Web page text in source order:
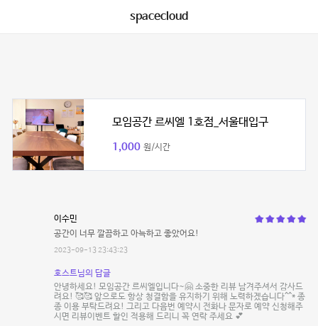
spacecloud
모임공간 르씨엘 1호점_서울대입구
1,000 원/시간
이수민
공간이 너무 깔끔하고 아늑하고 좋았어요!
2023-09-13 23:43:23
호스트님의 답글
안녕하세요! 모임공간 르씨엘입니다~🤗 소중한 리뷰 남겨주셔서 감사드
려요! 🥰🥰 앞으로도 항상 청결함을 유지하기 위해 노력하겠습니다^^* 종
종 이용 부탁드려요! 그리고 다음번 예약시 전화나 문자로 예약 신청해주
시면 리뷰이벤트 할인 적용해 드리니 꼭 연락 주세요 💕